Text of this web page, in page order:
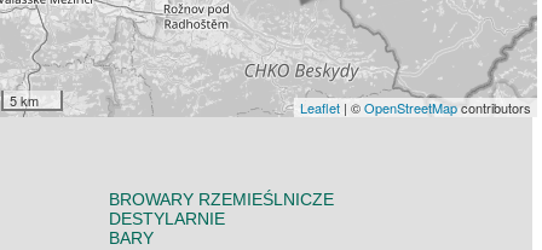
5 km Leaflet | ©OpenStreetMapcontributors
BROWARY RZEMIEŚLNICZE
DESTYLARNIE
BARY